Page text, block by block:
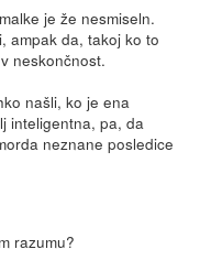
je že nesmiseln.
ampak da, takoj ko to
neskončnost.
našli, ko je ena
inteligentna, pa, da
neznane posledice
razumu?